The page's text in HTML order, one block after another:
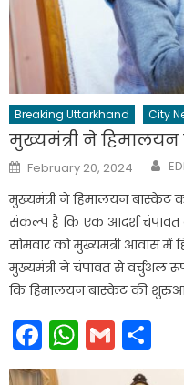
Breaking Uttarkhand City
मुख्यमंत्री ने
Posted
on
February 20, 2024
मुख्यमंत्री ने हिमालयन बास्केट
संकल्प है कि एक आदर्श चंपावत
सोमवार को मुख्यमंत्री आवास में
मुख्यमंत्री ने चंपावत से वर्चुअल
कि हिमालयन बास्केट की
Facebook
Gmail